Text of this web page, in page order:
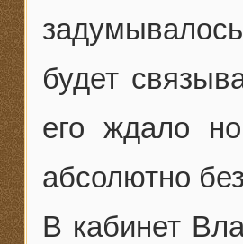
будет
его ждало
абсолютно
В кабинет